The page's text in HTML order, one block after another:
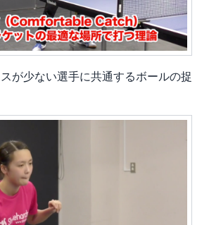
が少ない選手に共通するボールの捉